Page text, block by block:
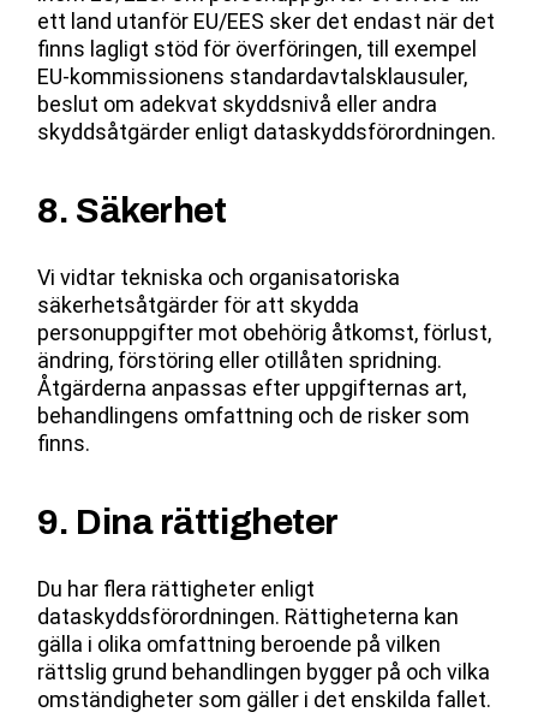
ett land utanför EU/EES sker det endast när det
finns lagligt stöd för överföringen, till exempel
EU-kommissionens standardavtalsklausuler,
beslut om adekvat skyddsnivå eller andra
skyddsåtgärder enligt dataskyddsförordningen.
8. Säkerhet
Vi vidtar tekniska och organisatoriska
säkerhetsåtgärder för att skydda
personuppgifter mot obehörig åtkomst, förlust,
ändring, förstöring eller otillåten spridning.
Åtgärderna anpassas efter uppgifternas art,
behandlingens omfattning och de risker som
finns.
9. Dina rättigheter
Du har flera rättigheter enligt
dataskyddsförordningen. Rättigheterna kan
gälla i olika omfattning beroende på vilken
rättslig grund behandlingen bygger på och vilka
omständigheter som gäller i det enskilda fallet.